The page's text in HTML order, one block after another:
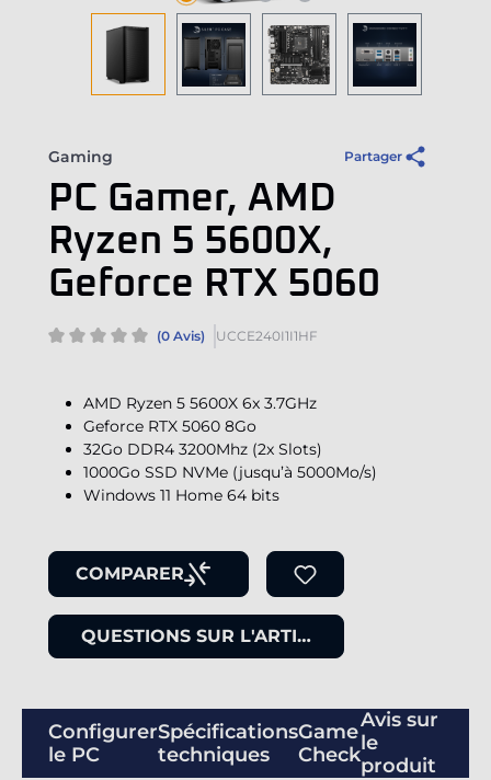
Gaming Partager
PC Gamer, AMD
Ryzen 5 5600X,
Geforce RTX 5060
(0 Avis) UCCE240I1I1HF
AMD Ryzen 5 5600X 6x 3.7GHz
Geforce RTX 5060 8Go
32Go DDR4 3200Mhz (2x Slots)
1000Go SSD NVMe (jusqu’à 5000Mo/s)
Windows 11 Home 64 bits
COMPARER
QUESTIONS SUR L'ARTICLE
Configurer
le PC
Spécifications
techniques
Game
Check
Avis sur
le
produit